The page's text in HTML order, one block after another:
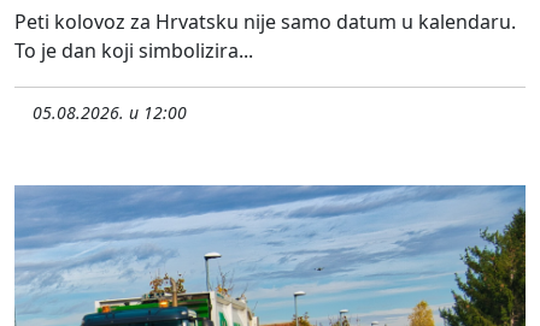
Peti kolovoz za Hrvatsku nije samo datum u kalendaru.
To je dan koji simbolizira...
05.08.2026. u 12:00